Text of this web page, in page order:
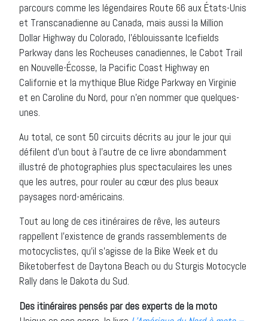
parcours comme les légendaires Route 66 aux États-Unis
et Transcanadienne au Canada, mais aussi la Million
Dollar Highway du Colorado, l’éblouissante Icefields
Parkway dans les Rocheuses canadiennes, le Cabot Trail
en Nouvelle-Écosse, la Pacific Coast Highway en
Californie et la mythique Blue Ridge Parkway en Virginie
et en Caroline du Nord, pour n’en nommer que quelques-
unes.
Au total, ce sont 50 circuits décrits au jour le jour qui
défilent d’un bout à l’autre de ce livre abondamment
illustré de photographies plus spectaculaires les unes
que les autres, pour rouler au cœur des plus beaux
paysages nord-américains.
Tout au long de ces itinéraires de rêve, les auteurs
rappellent l’existence de grands rassemblements de
motocyclistes, qu’il s’agisse de la Bike Week et du
Biketoberfest de Daytona Beach ou du Sturgis Motocycle
Rally dans le Dakota du Sud.
Des itinéraires pensés par des experts de la moto